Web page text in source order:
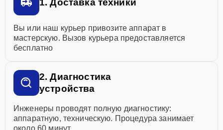
1. Доставка техники
Вы или наш курьер привозите аппарат в
мастерскую. Вызов курьера предоставляется
бесплатно
2. Диагностика
устройства
Инженеры проводят полную диагностику:
аппаратную, техническую. Процедура занимает
около 60 минут.